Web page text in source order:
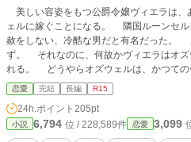
美しい容姿をもつ公爵令嬢ヴィエラは、
ェルに嫁ぐことになる。 隣国ルーンセ
赦をしない、冷酷な男だと有名だった。 この結婚は、愛のない政略結婚のは
ず。 それなのに、何故かヴィエラはオズ
れる。 どうやらオズウェルは、かつての
った。 記憶がないヴィエラを不器用ではあるが愛してくれるオズウェル。
そんなオズウェルの姿にヴィエラはしだい
約者という令嬢が現れて……。 ◇◇◇◇ ♡、お気に入り等してもらえると、
執筆活動の励みになります。もし良ければ
恋愛 完結 長編 R15
24h.ポイント 205pt
小説 6,794 位 / 228,589件 恋愛 3,099